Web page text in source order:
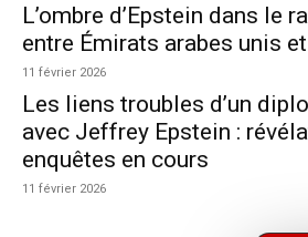
L’ombre d’Epstein dans le
entre Émirats arabes unis
11 février 2026
Les liens troubles d’un
avec Jeffrey Epstein :
enquêtes en cours
11 février 2026